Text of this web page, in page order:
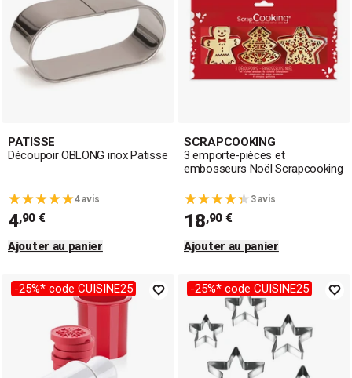
PATISSE
Découpoir OBLONG inox Patisse
4 avis
4,90 €
Ajouter au panier
SCRAPCOOKING
3 emporte-pièces et
embosseurs Noël Scrapcooking
3 avis
18,90 €
Ajouter au panier
-25%* code CUISINE25 -25%* code CUISINE25